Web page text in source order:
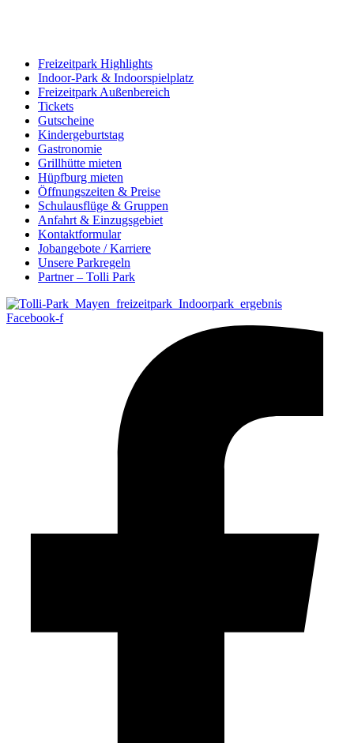
Freizeitpark Highlights
Indoor-Park & Indoorspielplatz
Freizeitpark Außenbereich
Tickets
Gutscheine
Kindergeburtstag
Gastronomie
Grillhütte mieten
Hüpfburg mieten
Öffnungszeiten & Preise
Schulausflüge & Gruppen
Anfahrt & Einzugsgebiet
Kontaktformular
Jobangebote / Karriere
Unsere Parkregeln
Partner – Tolli Park
Facebook-f